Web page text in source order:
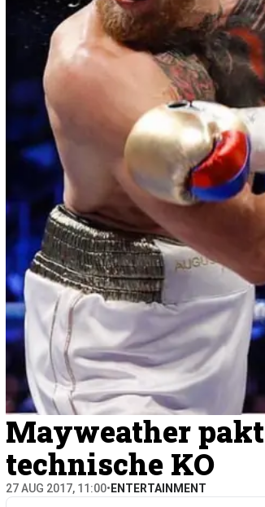
Mayweather pakt
technische KO
27 AUG 2017, 11:00• ENTERTAINMENT